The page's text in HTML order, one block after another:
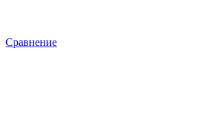
Сравнение